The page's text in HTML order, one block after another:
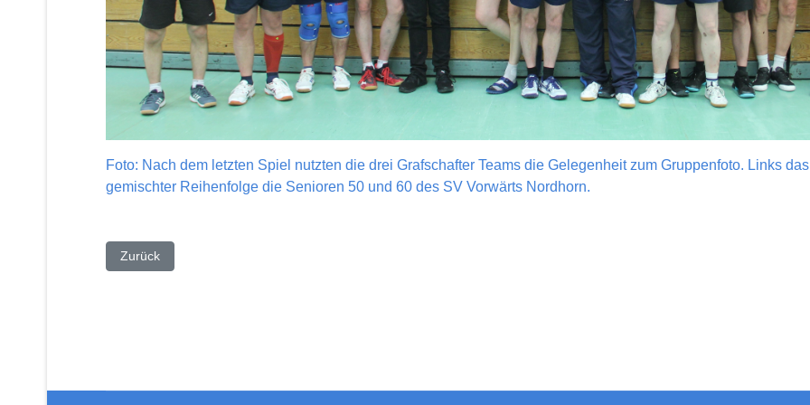
Foto: Nach dem letzten Spiel nutzten die drei Grafschafter Teams die Gelegenheit zum Gruppenfoto. Links
gemischter Reihenfolge die Senioren 50 und 60 des SV Vorwärts Nordhorn.
Vorheriger Beitrag: Siegerehrung der Nachwuchsmannschaften
Zurück